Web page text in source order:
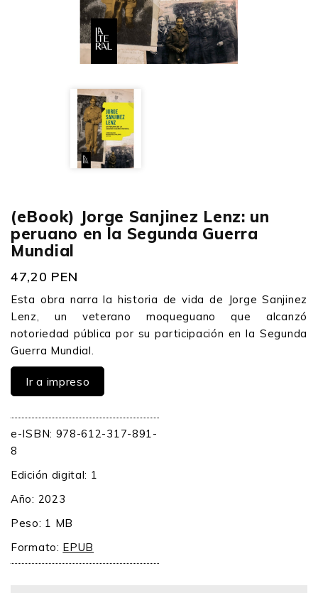
(eBook) Jorge Sanjinez Lenz: un
peruano en la Segunda Guerra
Mundial
47,20 PEN
Esta obra narra la historia de vida de Jorge Sanjinez
Lenz, un veterano moqueguano que alcanzó
notoriedad pública por su participación en la Segunda
Guerra Mundial.
Ir a impreso
e-ISBN: 978-612-317-891-
8
Edición digital: 1
Año: 2023
Peso: 1 MB
Formato: EPUB